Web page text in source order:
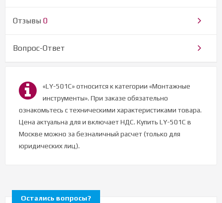
Отзывы 0
Вопрос-Ответ
«LY-501C» относится к категории «Монтажные
инструменты». При заказе обязательно
ознакомьтесь с техническими характеристиками товара.
Цена актуальна для и включает НДС. Купить LY-501C в
Москве можно за безналичный расчет (только для
юридических лиц).
Остались вопросы?